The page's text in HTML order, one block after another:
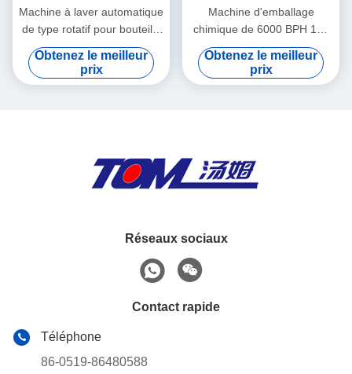
Machine à laver automatique
de type rotatif pour bouteille
en verre en plastique
Obtenez le meilleur
prix
Machine d'emballage
chimique de 6000 BPH 100
ml Déchiffreur automatique
de bouteilles
Obtenez le meilleur
prix
Réseaux sociaux
Contact rapide
Téléphone
86-0519-86480588